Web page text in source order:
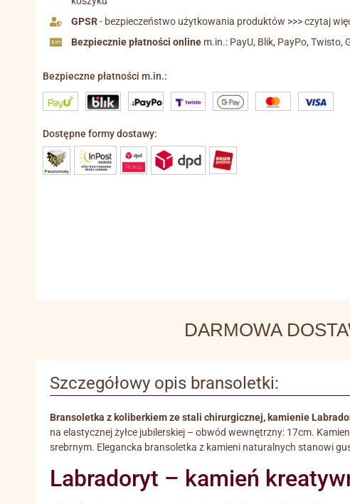
GPSR- bezpieczeństwo użytkowania produktów >>> czytaj
Bezpiecznie płatności online m.in.: PayU, Blik, PayPo, Twisto,
Bezpieczne płatności m.in.:
Dostępne formy dostawy:
DARMOWA
Szczegółowy opis bransoletki:
Bransoletka z koliberkiem ze stali chirurgicznej, kamienie
na elastycznej żyłce jubilerskiej – obwód wewnętrzny: 17cm.
srebrnym. Elegancka bransoletka z kamieni naturalnych stanowi
Labradoryt – kamień